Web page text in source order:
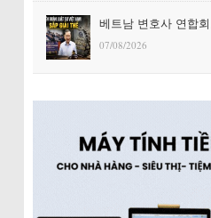
베트남 변호사 연합
07/08/2026